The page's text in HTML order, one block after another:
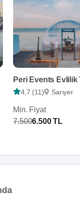
Peri Events Evlilik
4,7 (11) Sarıyer
Min. Fiyat
7.5006.500 TL